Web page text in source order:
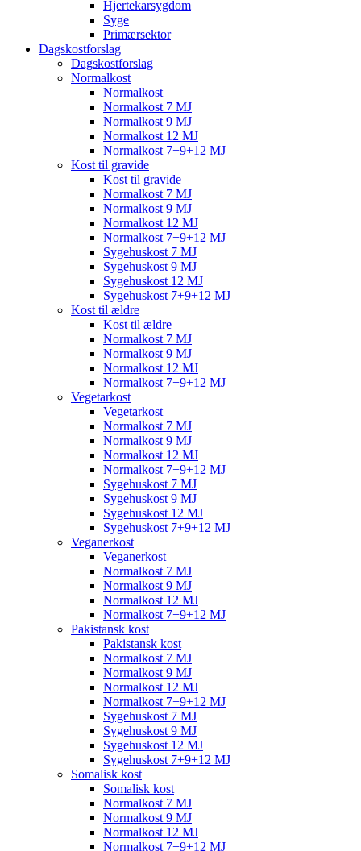
Hjertekarsygdom
Syge
Primærsektor
Dagskostforslag
Dagskostforslag
Normalkost
Normalkost
Normalkost 7 MJ
Normalkost 9 MJ
Normalkost 12 MJ
Normalkost 7+9+12 MJ
Kost til gravide
Kost til gravide
Normalkost 7 MJ
Normalkost 9 MJ
Normalkost 12 MJ
Normalkost 7+9+12 MJ
Sygehuskost 7 MJ
Sygehuskost 9 MJ
Sygehuskost 12 MJ
Sygehuskost 7+9+12 MJ
Kost til ældre
Kost til ældre
Normalkost 7 MJ
Normalkost 9 MJ
Normalkost 12 MJ
Normalkost 7+9+12 MJ
Vegetarkost
Vegetarkost
Normalkost 7 MJ
Normalkost 9 MJ
Normalkost 12 MJ
Normalkost 7+9+12 MJ
Sygehuskost 7 MJ
Sygehuskost 9 MJ
Sygehuskost 12 MJ
Sygehuskost 7+9+12 MJ
Veganerkost
Veganerkost
Normalkost 7 MJ
Normalkost 9 MJ
Normalkost 12 MJ
Normalkost 7+9+12 MJ
Pakistansk kost
Pakistansk kost
Normalkost 7 MJ
Normalkost 9 MJ
Normalkost 12 MJ
Normalkost 7+9+12 MJ
Sygehuskost 7 MJ
Sygehuskost 9 MJ
Sygehuskost 12 MJ
Sygehuskost 7+9+12 MJ
Somalisk kost
Somalisk kost
Normalkost 7 MJ
Normalkost 9 MJ
Normalkost 12 MJ
Normalkost 7+9+12 MJ